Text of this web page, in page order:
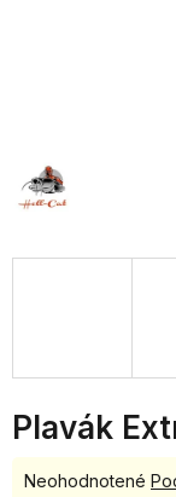
Plavák
Priemerné
Neohodnotené